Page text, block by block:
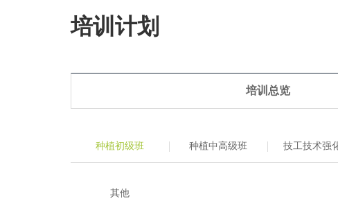
培训计划
培训总览
种植初级班 种植中高级班 技工技术强
其他